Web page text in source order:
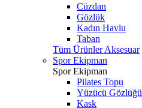
Cüzdan
Gözlük
Kadın Havlu
Taban
Tüm Ürünler Aksesuar
Spor Ekipman
Spor Ekipman
Pilates Topu
Yüzücü Gözlüğü
Kask